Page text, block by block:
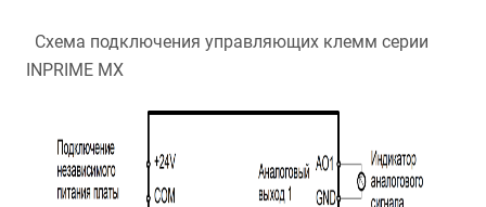
Схема подключения управляющих клемм серии
INPRIME MX